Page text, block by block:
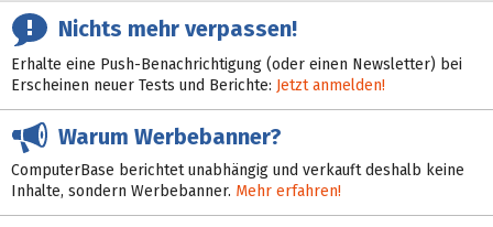
Nichts mehr verpassen!
Erhalte eine Push-Benachrichtigung (oder einen Newsletter) bei
Erscheinen neuer Tests und Berichte: Jetzt anmelden!
Warum Werbebanner?
ComputerBase berichtet unabhängig und verkauft deshalb keine
Inhalte, sondern Werbebanner. Mehr erfahren!